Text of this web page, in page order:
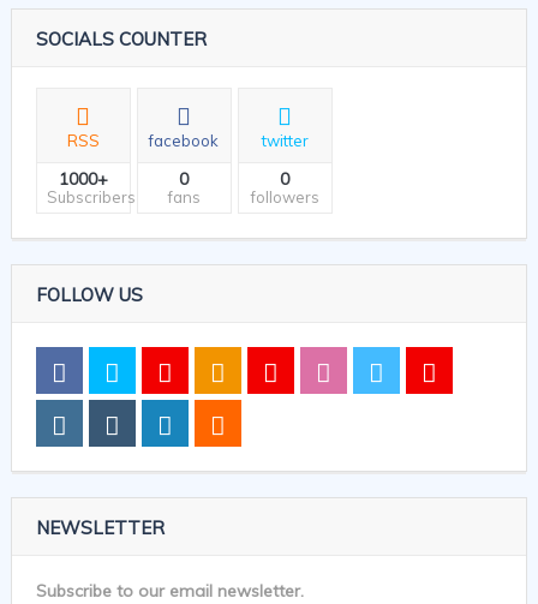
SOCIALS COUNTER
RSS
1000+
Subscribers
facebook
0
fans
twitter
0
followers
FOLLOW US
NEWSLETTER
Subscribe to our email newsletter.